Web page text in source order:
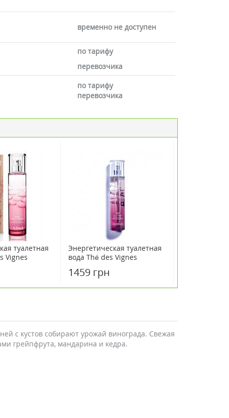
временно не доступен
по тарифу
перевозчика
по тарифу
перевозчика
туалетная
Vignes
Энергетическая туалетная
вода Thé des Vignes
1459 грн
с кустов собирают урожай винограда. Свежая
грейпфрута, мандарина и кедра.